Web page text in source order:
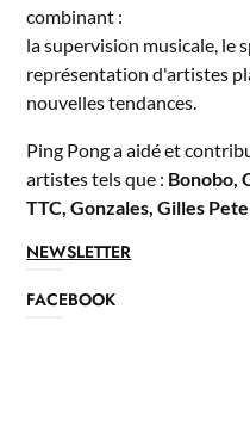
combinant :
la supervision musicale, le
représentation d'artistes
nouvelles tendances.
Ping Pong a aidé et
artistes tels que : Bonobo,
TTC, Gonzales, Gilles
NEWSLETTER
FACEBOOK